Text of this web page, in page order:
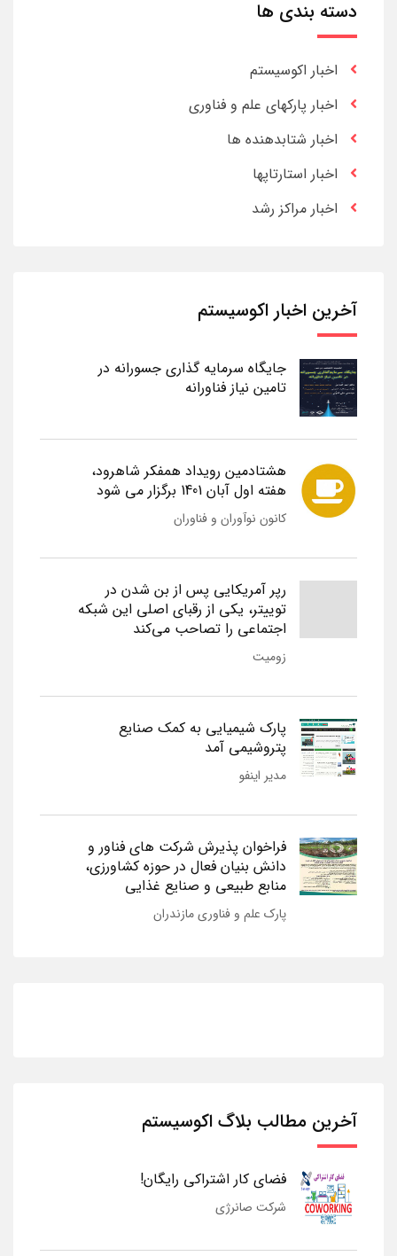
دسته بندی ها
اخبار اکوسیستم
اخبار پارکهای علم و فناوری
اخبار شتابدهنده ها
اخبار استارتاپها
اخبار مراکز رشد
آخرین اخبار اکوسیستم
جایگاه سرمایه گذاری جسورانه در
تامین نیاز فناورانه
هشتادمین رویداد همفکر شاهرود،
هفته اول آبان 1401 برگزار می شود
کانون نوآوران و فناوران
رپر آمریکایی پس از بن شدن در
توییتر، یکی از رقبای اصلی این شبکه
اجتماعی را تصاحب می‌کند
زومیت
پارک شیمیایی به کمک صنایع
پتروشیمی آمد
مدیر اینفو
فراخوان پذیرش شرکت های فناور و
دانش بنیان فعال در حوزه کشاورزی،
منابع طبیعی و صنایع غذایی
پارک علم و فناوری مازندران
آخرین مطالب بلاگ اکوسیستم
فضای کار اشتراکی رایگان!
شرکت صانرژی